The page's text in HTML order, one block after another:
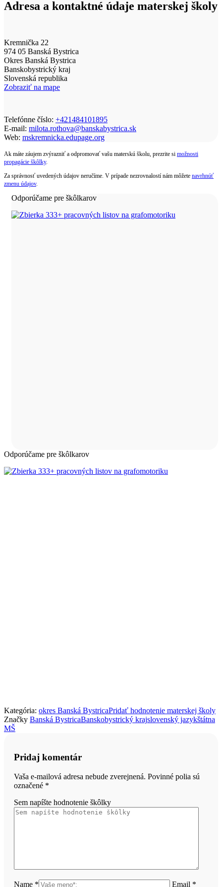
Adresa a kontaktné údaje materskej školy
Kremnička 22
974 05 Banská Bystrica
Okres Banská Bystrica
Banskobystrický kraj
Slovenská republika
Zobraziť na mape
Telefónne číslo: +421484101895
E-mail: milota.rothova@banskabystrica.sk
Web: mskremnicka.edupage.org
Ak máte záujem zvýrazniť a odpromovať vašu materskú školu, prezrite si možnosti
propagácie škôlky.
Za správnosť uvedených údajov neručíme. V prípade nezrovnalostí nám môžete navrhnúť
zmenu údajov.
Odporúčame pre škôlkarov
Odporúčame pre škôlkarov
Kategória: okres Banská BystricaPridať hodnotenie materskej školy
Značky Banská BystricaBanskobystrický krajslovenský jazykštátna
MŠ
Pridaj komentár
Vaša e-mailová adresa nebude zverejnená. Povinné polia sú
označené *
Sem napíšte hodnotenie škôlky
Name * Email *